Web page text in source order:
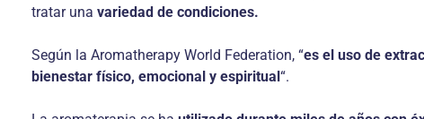
tratar una variedad de condiciones.
Según la Aromatherapy World Federation, “es el uso de
bienestar físico, emocional y espiritual“.